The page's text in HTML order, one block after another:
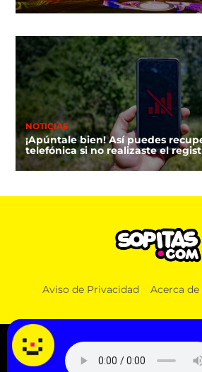
NOTICIAS
¡Apúntale bien! Así puedes
telefónica si no realizaste el
Aviso de Privacidad Acerca
© 2026 SOPITAS.COM - MÚSICA, NOTICIAS,
MÁS!.